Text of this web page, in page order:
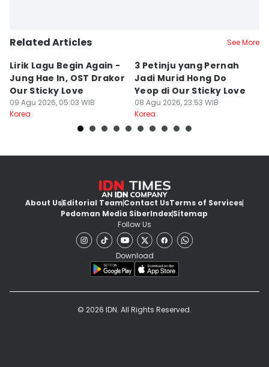
Related Articles See More
Lirik Lagu Begin Again -
Jung Hae In, OST Drakor
Our Sticky Love
09 Agu 2026, 05:03 WIB
Korea
3 Petinju yang Pernah
Jadi Murid Hong Do
Yeop di Our Sticky Love
08 Agu 2026, 23:53 WIB
Korea
About UsEditorial TeamContact UsTerms of Services
Pedoman Media SiberIndexSitemap
Follow Us
Download
© 2026 IDN. All Rights Reserved.